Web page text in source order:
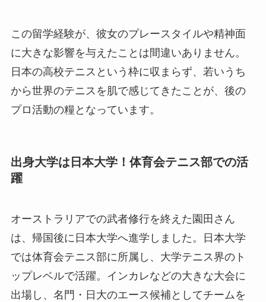
この留学経験が、彼女のプレースタイルや精神面
に大きな影響を与えたことは間違いありません。
日本の高校テニスという枠に収まらず、若いうち
から世界のテニスを肌で感じてきたことが、後の
プロ活動の糧となっています。
出身大学は日本大学！体育会テニス部での活
躍
オーストラリアでの武者修行を終えた園田さん
は、帰国後に日本大学へ進学しました。日本大学
では体育会テニス部に所属し、大学テニス界のト
ップレベルで活躍。インカレなどの大きな大会に
出場し、名門・日大のエース候補としてチームを